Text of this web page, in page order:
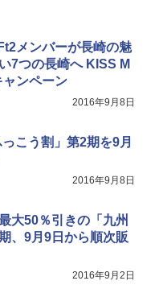
図・統計・移動から読み
書)
サッとテント ブラックコ
ローズ メッシュ 3-4人用
ップテント エクルベージ
150B(EB)
ン) ツーリングドーム/LD
ャンプ アウトドア フェス
単設営 カンガルーテント
秒）110ml（連続噴射15
全ロック搭載 携帯収納袋
シシ対策 自治体・教育機
・キャンプ・アウトドア・
可能 緊急時用 日本国内発
タン Type-C 充電式 ソー
モード 防災 吊り下げ 折
ソーラーライト防災 停電
日本語取扱説明書付き
メンバーが長崎の魅
7つの長崎へ KISS M
ンペーン
2016年9月8日
こう割」第2期を9月
2016年9月8日
大50％引きの「九州
、9月9日から順次販
2016年9月2日